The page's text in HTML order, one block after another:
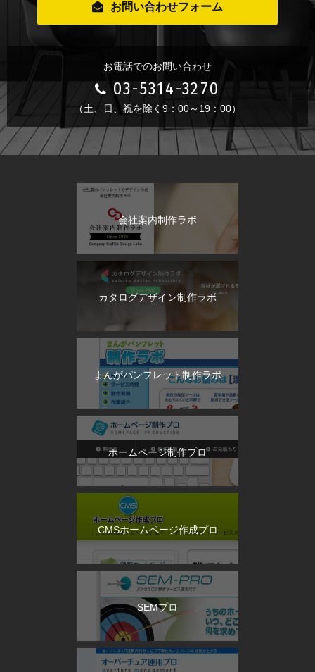
お問い合わせフォーム
お電話でのお問い合わせ
03-5314-3270
（土、日、祝を除く9：00～19：00）
会社案内制作ラボ
カタログデザイン制作ラボ
まんがパンフレット制作ラボ
ホームページ制作プロ
CMSホームページ作成プロ
SEMプロ